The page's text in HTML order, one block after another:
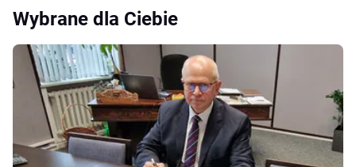
Wybrane dla Ciebie